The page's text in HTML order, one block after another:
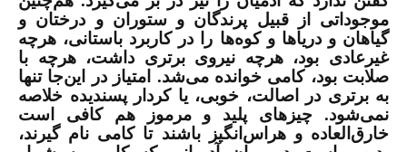
موجوداتی از قبیل پرندگان و ستوران و درختان و
گیاهان و دریاها و کوه‌ها را در کاربرد باستانی، هرچه
غیرعادی بود، هرچه نیروی برتری داشت، هرچه با
صلابت بود، کامی خوانده می‌شد. امتیاز در این‌جا تنها
به برتری در اصالت، خوبی، یا کردار پسندیده خلاصه
نمی‌شود. چیزهای پلید و مرموز هم کافی است
خارق‌العاده و هراس‌انگیز باشند تا کامی نام گیرند،